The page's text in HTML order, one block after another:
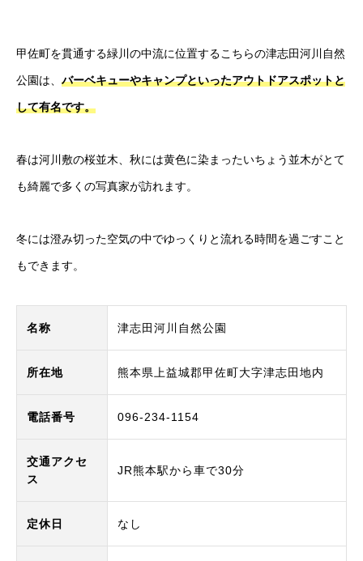
甲佐町を貫通する緑川の中流に位置するこちらの津志田河川自然
公園は、 バーベキューやキャンプといったアウトドアスポットと
して有名です。
春は河川敷の桜並木、秋には黄色に染まったいちょう並木がとて
も綺麗で多くの写真家が訪れます。
冬には澄み切った空気の中でゆっくりと流れる時間を過ごすこと
もできます。
名称 津志田河川自然公園
所在地 熊本県上益城郡甲佐町大字津志田地内
電話番号 096-234-1154
交通アクセ
ス
JR熊本駅から車で30分
定休日 なし